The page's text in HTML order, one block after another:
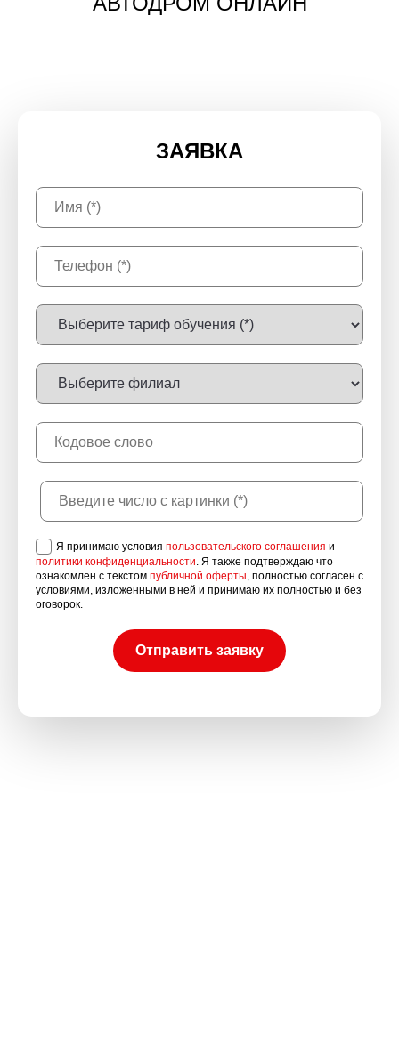
ЗАЯВКА
Я принимаю условия пользовательского соглашения и
политики конфиденциальности. Я также подтверждаю что
ознакомлен с текстом публичной оферты, полностью согласен с
условиями, изложенными в ней и принимаю их полностью и без
оговорок.
Отправить заявку